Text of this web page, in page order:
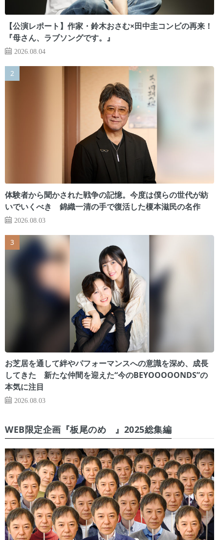
【公演レポート】作家・鈴木おさむ×田中圭コンビの再来！
『母さん、ラブソングです。』
2026.08.04
体験者から聞かされた戦争の記憶。今度は僕らの世代が紡
いでいくべき 錦織一清の手で復活した榎本滋民の名作
2026.08.03
お芝居を通して絆やパフォーマンスへの意識を深め、成長
してきた 新たな仲間を迎えた“今のBEYOOOOONDS”の
本気に注目
2026.08.03
WEB限定企画『板尾のめ゙』2025総集編